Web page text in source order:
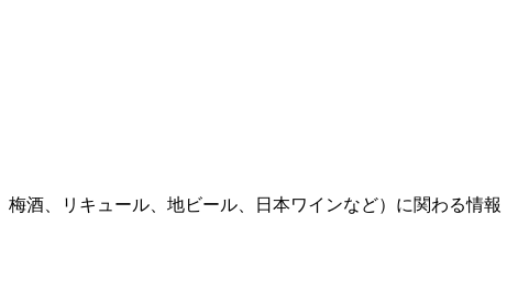
酒、リキュール、地ビール、日本ワインなど）に関わる情報